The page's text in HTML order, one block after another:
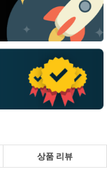
상품 리뷰